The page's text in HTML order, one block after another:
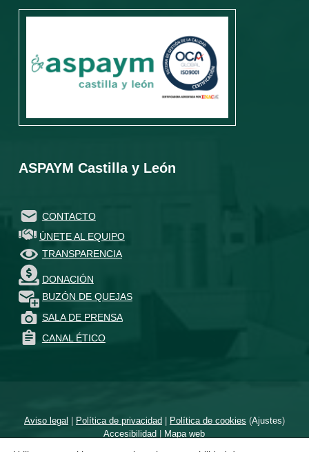
ASPAYM Castilla y León
CONTACTO
ÚNETE AL EQUIPO
TRANSPARENCIA
DONACIÓN
BUZÓN DE QUEJAS
SALA DE PRENSA
CANAL ÉTICO
Aviso legal | Política de privacidad| Política de cookies (Ajustes)
Accesibilidad | Mapa web